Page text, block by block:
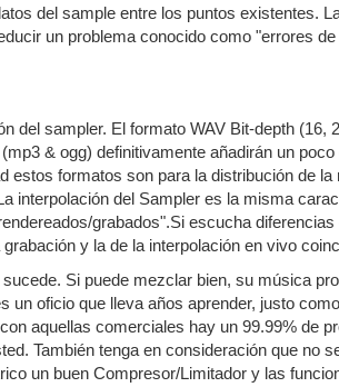
del sample entre los puntos existentes.
un problema conocido como "errores
del sampler. El formato WAV Bit-depth (16,
& ogg) definitivamente añadirán un poco
estos formatos son para la distribución de
interpolación del Sampler es la misma
grabados".Si escucha diferencias
y la de la interpolación en vivo
Si puede mezclar bien, su música
oficio que lleva años aprender, justo
aquellas comerciales hay un 99.99% de
También tenga en consideración que no
un buen Compresor/Limitador y las